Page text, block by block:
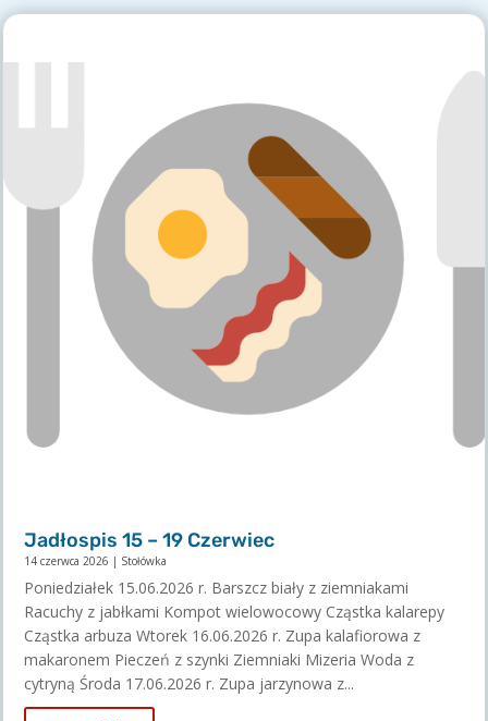
Jadłospis 15 – 19 Czerwiec
14 czerwca 2026 | Stołówka
Poniedziałek 15.06.2026 r. Barszcz biały z ziemniakami
Racuchy z jabłkami Kompot wielowocowy Cząstka kalarepy
Cząstka arbuza Wtorek 16.06.2026 r. Zupa kalafiorowa z
makaronem Pieczeń z szynki Ziemniaki Mizeria Woda z
cytryną Środa 17.06.2026 r. Zupa jarzynowa z...